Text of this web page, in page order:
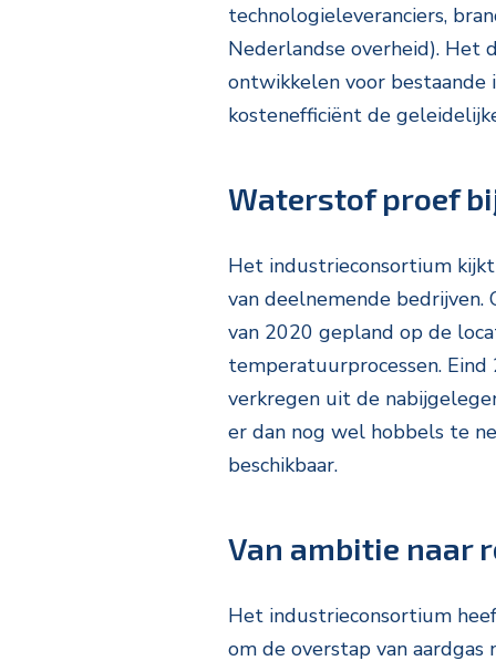
technologieleveranciers,
Nederlandse overheid). Het
ontwikkelen voor
kostenefficiënt de
Waterstof proef
Het industrieconsortium
van deelnemende
van 2020 gepland op de
temperatuurprocessen.
verkregen uit de
er dan nog wel hobbels te
beschikbaar.
Van ambitie naar
Het industrieconsortium
om de overstap van